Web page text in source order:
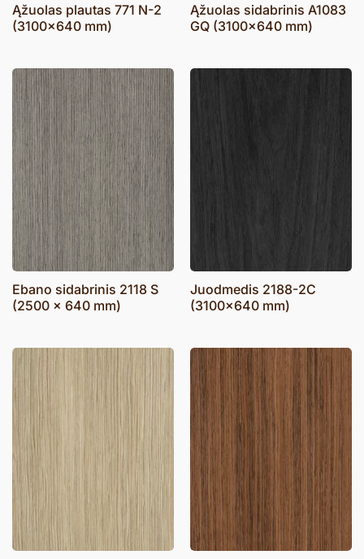
Ąžuolas plautas 771 N-2
(3100×640 mm)
Ąžuolas sidabrinis A1083
GQ (3100×640 mm)
Ebano sidabrinis 2118 S
(2500 x 640 mm)
Juodmedis 2188-2C
(3100×640 mm)